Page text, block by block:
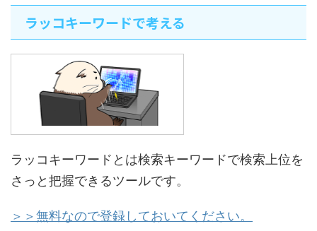
ラッコキーワードで考える
ラッコキーワードとは検索キーワードで検索上位を
さっと把握できるツールです。
＞＞無料なので登録しておいてください。